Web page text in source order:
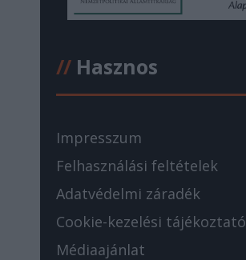
//Hasznos
Impresszum
Felhasználási feltételek
Adatvédelmi záradék
Cookie-kezelési tájékoztató
Médiaajánlat